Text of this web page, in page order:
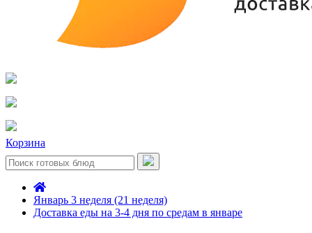
Корзина
Январь 3 неделя (21 неделя)
Доставка еды на 3-4 дня по средам в январе